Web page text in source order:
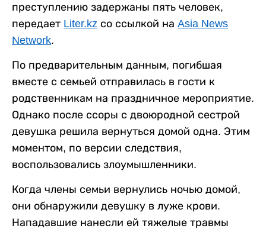
преступлению задержаны пять человек,
передает Liter.kz со ссылкой на Asia News
Network.
По предварительным данным, погибшая
вместе с семьей отправилась в гости к
родственникам на праздничное мероприятие.
Однако после ссоры с двоюродной сестрой
девушка решила вернуться домой одна. Этим
моментом, по версии следствия,
воспользовались злоумышленники.
Когда члены семьи вернулись ночью домой,
они обнаружили девушку в луже крови.
Нападавшие нанесли ей тяжелые травмы